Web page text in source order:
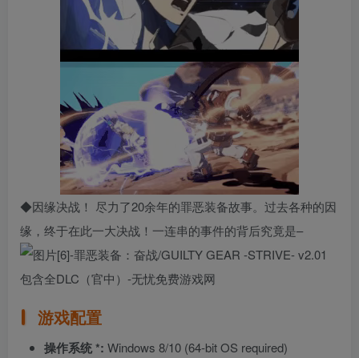
◆因缘决战！ 尽力了20余年的罪恶装备故事。过去各种的因
缘，终于在此一大决战！一连串的事件的背后究竟是–
游戏配置
操作系统 *: Windows 8/10 (64-bit OS required)